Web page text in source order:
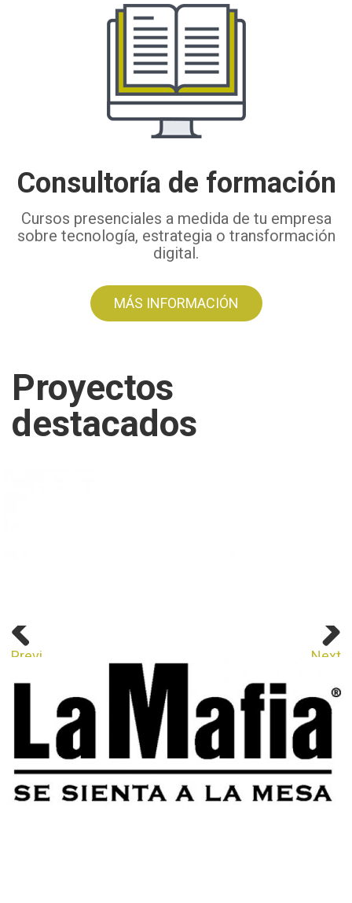
Consultoría de formación
Cursos presenciales a medida de tu empresa
sobre tecnología, estrategia o transformación
digital.
MÁS INFORMACIÓN
Proyectos
destacados
Previous Next